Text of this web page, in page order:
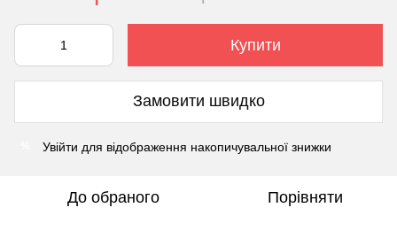
Купити
Замовити швидко
Увійти для відображення накопичувальної знижки
До обраного Порівняти